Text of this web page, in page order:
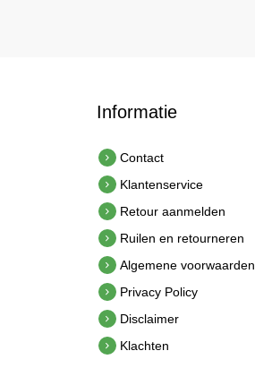
Informatie
Contact
Klantenservice
Retour aanmelden
Ruilen en retourneren
Algemene voorwaarden
Privacy Policy
Disclaimer
Klachten